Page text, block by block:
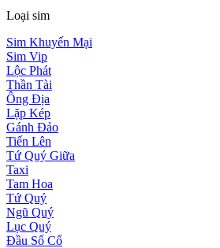
Loại sim
Sim Khuyến Mại
Sim Vip
Lộc Phát
Thần Tài
Ông Địa
Lặp Kép
Gánh Đảo
Tiến Lên
Tứ Quý Giữa
Taxi
Tam Hoa
Tứ Quý
Ngũ Quý
Lục Quý
Đầu Số Cổ